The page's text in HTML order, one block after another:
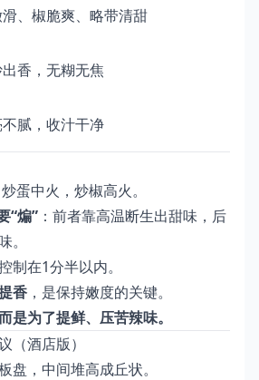
、椒脆爽、略带清甜
香，无糊无焦
腻，收汁干净
炒蛋中火，炒椒高火。
“煸” ：前者靠高温断生出甜味，后
。
制在1分半以内。
香 ，是保持嫩度的关键。
是为了提鲜、压苦辣味。
（酒店版）
盘，中间堆高成丘状。